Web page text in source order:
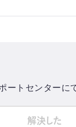
ートセンターに
解決した